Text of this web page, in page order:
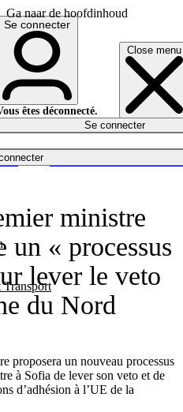
Ga naar de hoofdinhoud
Close menu
Transport
English
Deutsch
Español
Se connecter
êtes déconnecté.
Se connecter
ministre
un « processus
lever le veto
du Nord
proposera un nouveau processus
à Sofia de lever son veto et de
d’adhésion à l’UE de la